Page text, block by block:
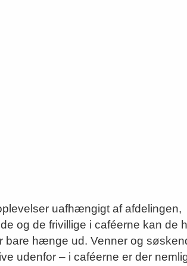
uafhængigt af afdelingen,
og de frivillige i caféerne kan de
bare hænge ud. Venner og
udenfor – i caféerne er der